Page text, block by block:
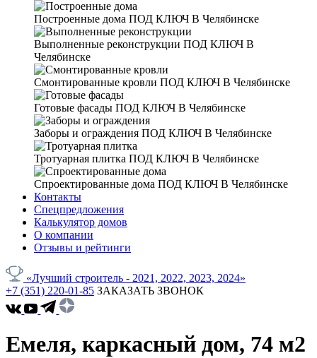
Построенные дома ПОД КЛЮЧ В Челябинске
Выполненные реконструкции ПОД КЛЮЧ В
Челябинске
Смонтированные кровли ПОД КЛЮЧ В Челябинске
Готовые фасады ПОД КЛЮЧ В Челябинске
Заборы и ограждения ПОД КЛЮЧ В Челябинске
Тротуарная плитка ПОД КЛЮЧ В Челябинске
Спроектированные дома ПОД КЛЮЧ В Челябинске
Контакты
Спецпредложения
Калькулятор домов
О компании
Отзывы и рейтинги
«Лучший строитель - 2021, 2022, 2023, 2024»
+7 (351) 220-01-85 ЗАКАЗАТЬ ЗВОНОК
Емеля, каркасный дом, 74 м2